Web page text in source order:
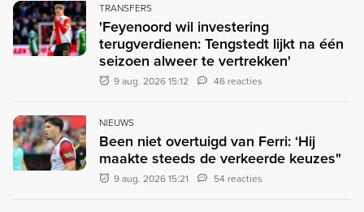
TRANSFERS
'Feyenoord wil investering
terugverdienen: Tengstedt lijkt na één
seizoen alweer te vertrekken'
9 aug. 2026 15:12 46 reacties
NIEUWS
Been niet overtuigd van Ferri: ‘Hij
maakte steeds de verkeerde keuzes"
9 aug. 2026 15:21 54 reacties